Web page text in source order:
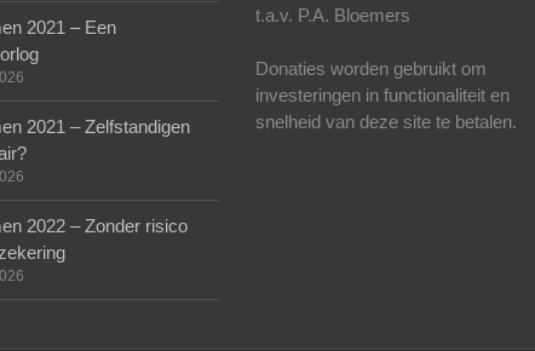
2021 – Een
2021 – Zelfstandigen
2022 – Zonder risico
t.a.v. P.A. Bloemers
Donaties worden gebruikt om
investeringen in functionaliteit en
snelheid van deze site te betalen.